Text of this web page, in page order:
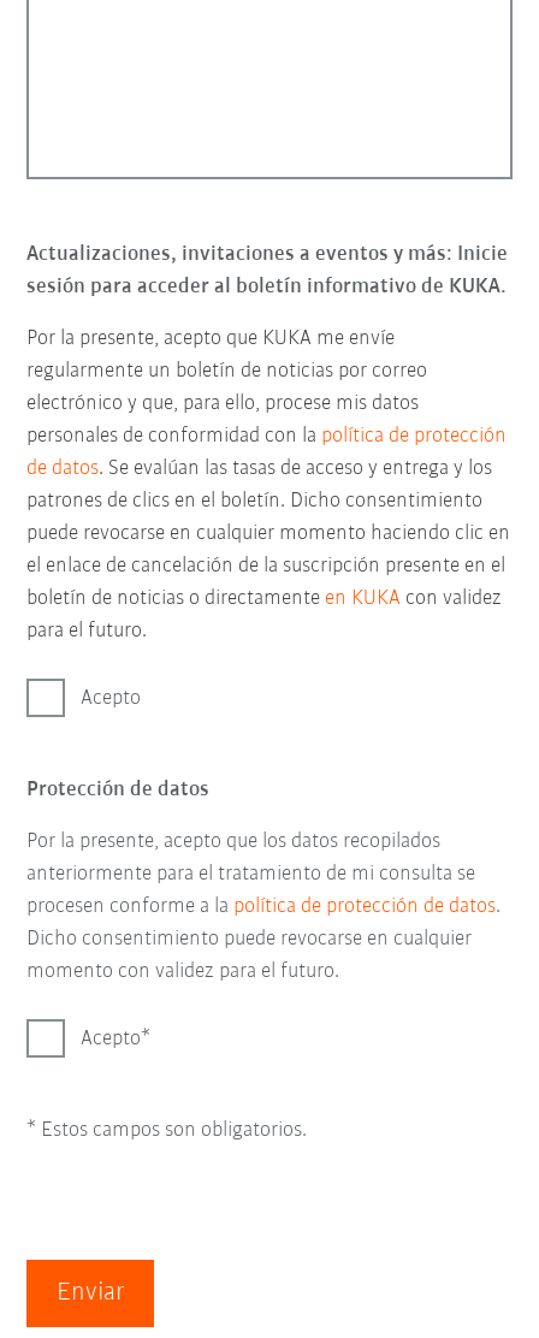
Actualizaciones, invitaciones a eventos y más: Inicie
sesión para acceder al boletín informativo de KUKA.
Por la presente, acepto que KUKA me envíe
regularmente un boletín de noticias por correo
electrónico y que, para ello, procese mis datos
personales de conformidad con la política de protección
de datos. Se evalúan las tasas de acceso y entrega y los
patrones de clics en el boletín. Dicho consentimiento
puede revocarse en cualquier momento haciendo clic en
el enlace de cancelación de la suscripción presente en el
boletín de noticias o directamente en KUKA con validez
para el futuro.
Acepto
Protección de datos
Por la presente, acepto que los datos recopilados
anteriormente para el tratamiento de mi consulta se
procesen conforme a la política de protección de datos.
Dicho consentimiento puede revocarse en cualquier
momento con validez para el futuro.
Acepto
* Estos campos son obligatorios.
Enviar